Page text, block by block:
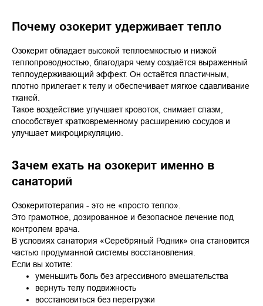
Почему озокерит удерживает тепло
Озокерит обладает высокой теплоемкостью и низкой
теплопроводностью, благодаря чему создаётся выраженный
теплоудерживающий эффект. Он остаётся пластичным,
плотно прилегает к телу и обеспечивает мягкое сдавливание
тканей.
Такое воздействие улучшает кровоток, снимает спазм,
способствует кратковременному расширению сосудов и
улучшает микроциркуляцию.
Зачем ехать на озокерит именно в
санаторий
Озокеритотерапия - это не «просто тепло».
Это грамотное, дозированное и безопасное лечение под
контролем врача.
В условиях санатория «Серебряный Родник» она становится
частью продуманной системы восстановления.
Если вы хотите:
уменьшить боль без агрессивного вмешательства
вернуть телу подвижность
восстановиться без перегрузки